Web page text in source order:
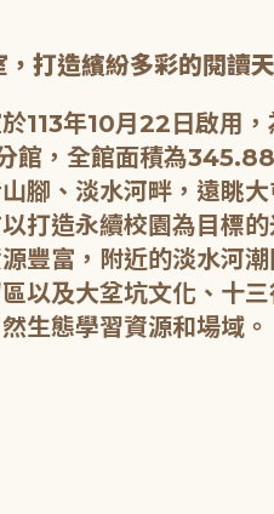
打造繽紛多彩的閱讀
113年10月22日啟用，
館，全館面積為
腳、淡水河畔，遠眺
打造永續校園為目標的
豐富，附近的淡水河潮
以及大坌坑文化、十